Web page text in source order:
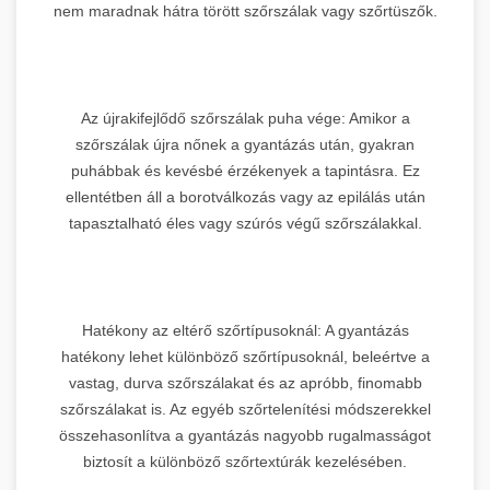
nem maradnak hátra törött szőrszálak vagy szőrtüszők.
Az újrakifejlődő szőrszálak puha vége: Amikor a
szőrszálak újra nőnek a gyantázás után, gyakran
puhábbak és kevésbé érzékenyek a tapintásra. Ez
ellentétben áll a borotválkozás vagy az epilálás után
tapasztalható éles vagy szúrós végű szőrszálakkal.
Hatékony az eltérő szőrtípusoknál: A gyantázás
hatékony lehet különböző szőrtípusoknál, beleértve a
vastag, durva szőrszálakat és az apróbb, finomabb
szőrszálakat is. Az egyéb szőrtelenítési módszerekkel
összehasonlítva a gyantázás nagyobb rugalmasságot
biztosít a különböző szőrtextúrák kezelésében.